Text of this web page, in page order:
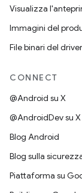
Visualizza
Immagini del
File binari del driver
CONNECT
@Android su X
@AndroidDev su X
Blog Android
Blog sulla
Piattaforma su